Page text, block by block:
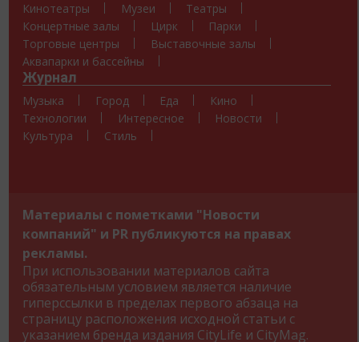
Кинотеатры
Музеи
Театры
Концертные залы
Цирк
Парки
Торговые центры
Выставочные залы
Аквапарки и бассейны
Журнал
Музыка Город Еда
Кино
Технологии
Интересное
Новости
Культура
Стиль
Материалы с пометками "Новости
компаний" и PR публикуются на правах
рекламы.
При использовании материалов сайта
обязательным условием является наличие
гиперссылки в пределах первого абзаца на
страницу расположения исходной статьи с
указанием бренда издания CityLife и CityMag.